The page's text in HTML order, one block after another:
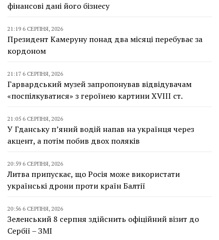
фінансові дані його бізнесу
21:19 6 СЕРПНЯ, 2026
Президент Камеруну понад два місяці перебуває за
кордоном
21:17 6 СЕРПНЯ, 2026
Гарвардський музей запропонував відвідувачам
«поспілкуватися» з героїнею картини XVIII ст.
21:05 6 СЕРПНЯ, 2026
У Гданську п’яний водій напав на українця через
акцент, а потім побив двох поляків
20:59 6 СЕРПНЯ, 2026
Литва припускає, що Росія може використати
українські дрони проти країн Балтії
20:56 6 СЕРПНЯ, 2026
Зеленський 8 серпня здійснить офіційний візит до
Сербії – ЗМІ